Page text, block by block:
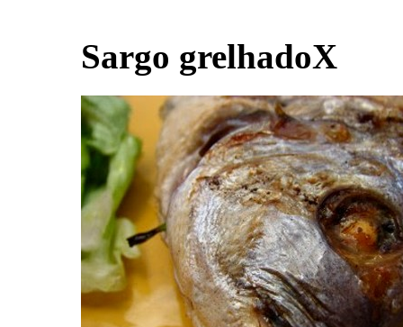
Sargo grelhadoX